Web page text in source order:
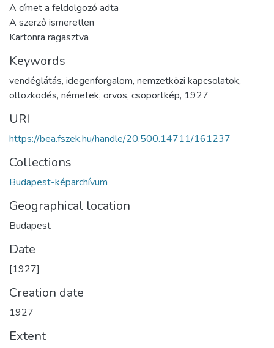
A címet a feldolgozó adta
A szerző ismeretlen
Kartonra ragasztva
Keywords
vendéglátás, idegenforgalom, nemzetközi kapcsolatok,
öltözködés, németek, orvos, csoportkép, 1927
URI
https://bea.fszek.hu/handle/20.500.14711/161237
Collections
Budapest-képarchívum
Geographical location
Budapest
Date
[1927]
Creation date
1927
Extent